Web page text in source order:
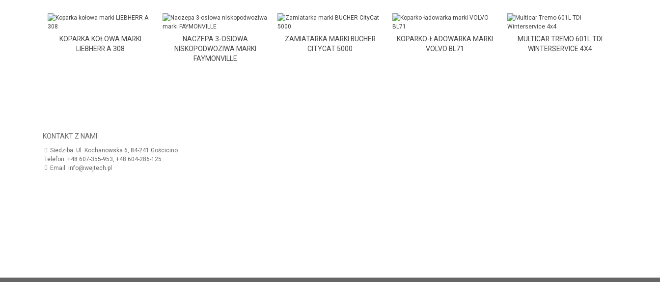
KOPARKA KOŁOWA MARKI
LIEBHERR A 308
NACZEPA 3-OSIOWA
NISKOPODWOZIWA MARKI
FAYMONVILLE
ZAMIATARKA MARKI BUCHER
CITYCAT 5000
KOPARKO-ŁADOWARKA MARKI
VOLVO BL71
MULTICAR TREMO 601L TDI
WINTERSERVICE 4X4
KONTAKT Z NAMI
Siedziba: Ul. Kochanowska 6, 84-241 Gościcino
Telefon: +48 607-355-953, +48 604-286-125
Email: info@wejtech.pl